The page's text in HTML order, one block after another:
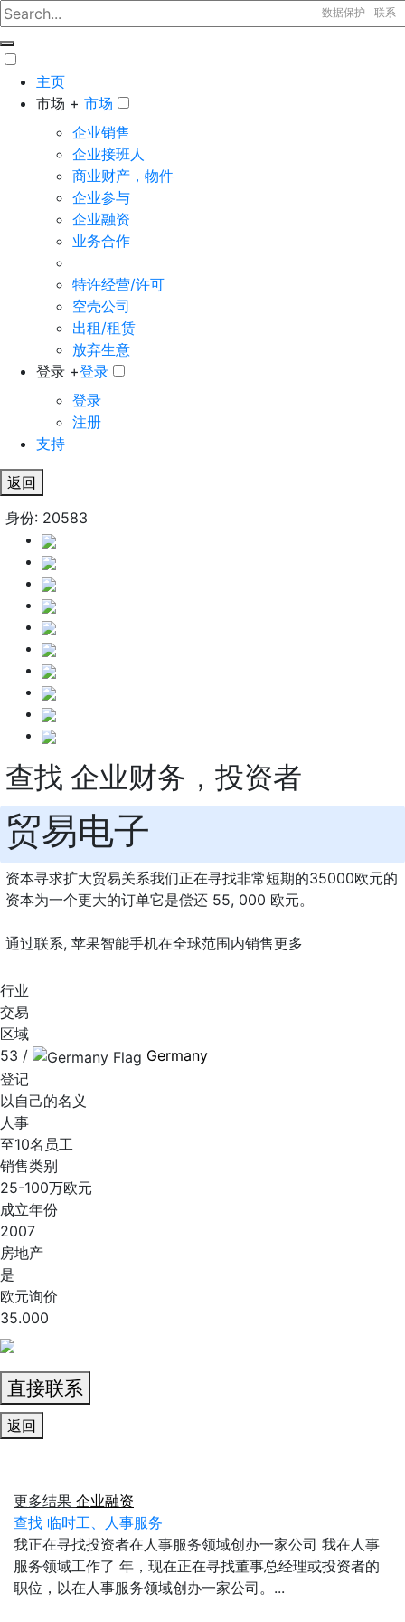
数据保护 联系
主页
市场 + 市场
企业销售
企业接班人
商业财产，物件
企业参与
企业融资
业务合作
特许经营/许可
空壳公司
出租/租赁
放弃生意
登录 +登录
登录
注册
支持
返回
身份: 20583
查找 企业财务，投资者
贸易电子
资本寻求扩大贸易关系我们正在寻找非常短期的35000欧元的
资本为一个更大的订单它是偿还 55, 000 欧元。
通过联系, 苹果智能手机在全球范围内销售更多
行业
交易
区域
53 /
Germany
登记
以自己的名义
人事
至10名员工
销售类别
25-100万欧元
成立年份
2007
房地产
是
欧元询价
35.000
直接联系
返回
更多结果 企业融资
查找 临时工、人事服务
我正在寻找投资者在人事服务领域创办一家公司 我在人事
服务领域工作了 年，现在正在寻找董事总经理或投资者的
职位，以在人事服务领域创办一家公司。...